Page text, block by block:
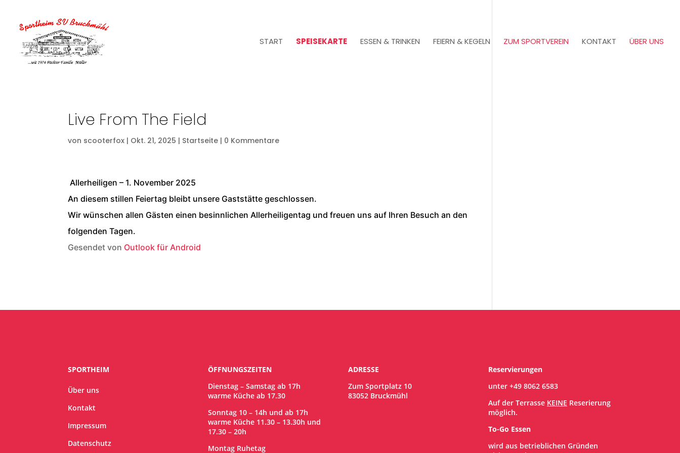
START SPEISEKARTE ESSEN & TRINKEN FEIERN & KEGELN ZUM SPORTVEREIN KONTAKT ÜBER UNS
Live From The Field
von scooterfox | Okt. 21, 2025 | Startseite | 0 Kommentare
Allerheiligen – 1. November 2025
An diesem stillen Feiertag bleibt unsere Gaststätte geschlossen.
Wir wünschen allen Gästen einen besinnlichen Allerheiligentag und freuen uns auf Ihren Besuch an den
folgenden Tagen.
Gesendet von Outlook für Android
SPORTHEIM
Über uns
Kontakt
Impressum
Datenschutz
ÖFFNUNGSZEITEN
Dienstag – Samstag ab 17h
warme Küche ab 17.30
Sonntag 10 – 14h und ab 17h
warme Küche 11.30 – 13.30h und
17.30 – 20h
Montag Ruhetag
ADRESSE
Zum Sportplatz 10
83052 Bruckmühl
Reservierungen
unter +49 8062 6583
Auf der Terrasse KEINE Reserierung
möglich.
To-Go Essen
wird aus betrieblichen Gründen